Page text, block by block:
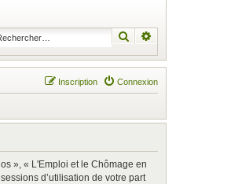
Rechercher
Connexion
Inscription
», « L'Emploi et le Chômage en
d’utilisation de votre part